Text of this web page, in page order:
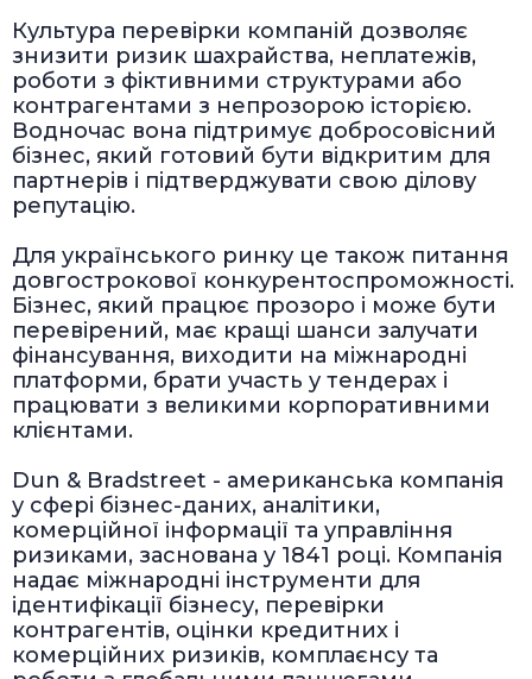
Культура перевірки компаній дозволяє
знизити ризик шахрайства, неплатежів,
роботи з фіктивними структурами або
контрагентами з непрозорою історією.
Водночас вона підтримує добросовісний
бізнес, який готовий бути відкритим для
партнерів і підтверджувати свою ділову
репутацію.
Для українського ринку це також питання
довгострокової конкурентоспроможності.
Бізнес, який працює прозоро і може бути
перевірений, має кращі шанси залучати
фінансування, виходити на міжнародні
платформи, брати участь у тендерах і
працювати з великими корпоративними
клієнтами.
Dun & Bradstreet - американська компанія
у сфері бізнес-даних, аналітики,
комерційної інформації та управління
ризиками, заснована у 1841 році. Компанія
надає міжнародні інструменти для
ідентифікації бізнесу, перевірки
контрагентів, оцінки кредитних і
комерційних ризиків, комплаєнсу та